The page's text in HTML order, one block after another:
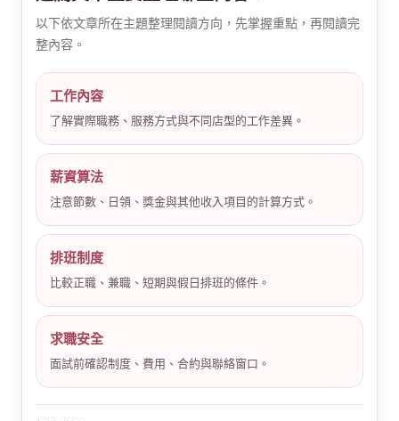
以下依文章所在主題整理閱讀方向，先掌握重點，再閱讀完
整內容。
工作內容
了解實際職務、服務方式與不同店型的工作差異。
薪資算法
注意節數、日領、獎金與其他收入項目的計算方式。
排班制度
比較正職、兼職、短期與假日排班的條件。
求職安全
面試前確認制度、費用、合約與聯絡窗口。